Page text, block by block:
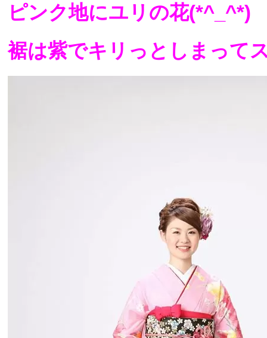
ピンク地にユリの花(*^_^*)
裾は紫でキリっとしまって